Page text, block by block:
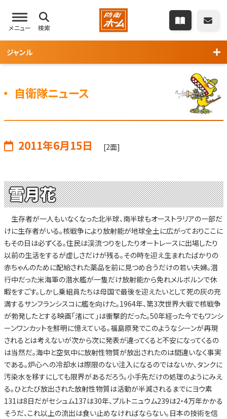
メニュー 検索
ジャンル
自衛隊ニュース
2011年6月15日 [2面]
雪月花
生存者が一人もいなくなった北半球、南半球もオーストラリアの一部だ
けに生存者がいる。核戦争により放射能が地球全土に広がっておりここに
もその日は必ずくる。住民は渓流つりをしたりオートレースに出場したり
以前の生活をするが虚しさだけが残る。その時を迎え生まれたばかりの
赤ちゃんのために配給された薬品を前に見つめ合うだけの若い夫婦。潜
行中だった米海軍の潜水艦が一隻だけ放射能から免れメルボルンで休
暇をすごす。しかし乗組員たちは母国で最後を迎えたいとして死の灰の充
満するサンフランシスコに艦を向けた。1964年、第3次世界大戦で核戦争
が勃発したとする映画「渚にて」は衝撃的だった。50年経った今でもワンシ
ーンワンカットを鮮明に憶えている。福島原発でこのようなシーンが再現
されるとは考えないが次から次に発表が違ってくると不安になってくるの
は当然だ。海中と空気中に放射性物質が放出されたのは間違いなく事実
である。炉心への冷却水は際限のない注入になるのではないか、タンクに
汚染水を移すにしても限界があるだろう。小手先だけの処理のようにみえ
る。ひとたび放出された放射性物質は活動が半減されるまでにヨウ素
131は8日だがセシュム137は30年、プルトニュウム239は2・4万年かかる
そうだ、これ以上の流出は食い止めなければならない。日本の技術を信